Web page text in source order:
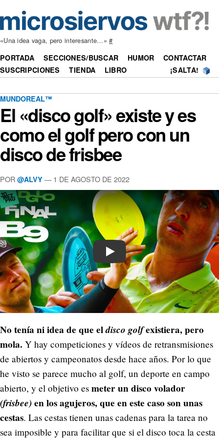
«Una idea vaga, pero interesante…»#
PORTADA SECCIONES/BUSCAR HUMOR
CONTACTAR
SUSCRIPCIONES
TIENDA LIBRO ¡SALTA!
MUNDOREAL™
El «disco golf» existe y es
como el golf pero con un
disco de frisbee
POR @ALVY —1 DE AGOSTO DE 2022
Play
No tenía ni idea de que eldisco golfexistiera, pero
mola. Y hay competiciones y vídeos de retransmisiones
de abiertos y campeonatos desde hace años. Por lo que
he visto se parece mucho al golf, un deporte en campo
abierto, y el objetivo es meter un disco volador
(frisbee)en los agujeros, que en este caso son unas
cestas. Las cestas tienen unas cadenas para la tarea no
sea imposible y para facilitar que si el disco toca la cesta